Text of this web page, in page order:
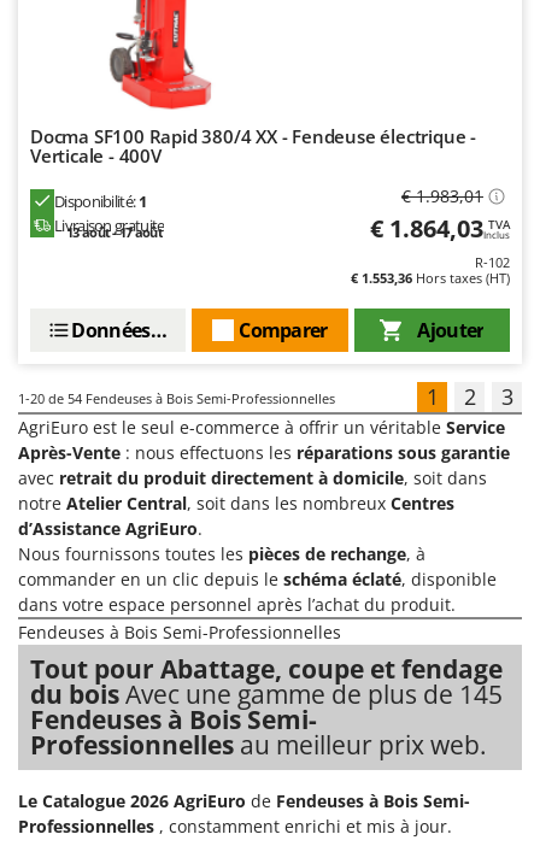
Docma SF100 Rapid 380/4 XX - Fendeuse électrique -
Verticale - 400V
Disponibilité:1
Livraison gratuite
13 août - 17 août
€ 1.983,01
€ 1.864,03 TVA
Inclus
R-102
€ 1.553,36 Hors taxes (HT)
Ajouter
Comparer
Données techniques
1-20 de 54 Fendeuses à Bois Semi-Professionnelles 1 2 3
AgriEuro est le seul e-commerce à offrir un véritable Service
Après-Vente : nous effectuons les réparations sous garantie
avec retrait du produit directement à domicile, soit dans
notre Atelier Central, soit dans les nombreux Centres
d’Assistance AgriEuro.
Nous fournissons toutes les pièces de rechange, à
commander en un clic depuis le schéma éclaté, disponible
dans votre espace personnel après l’achat du produit.
Fendeuses à Bois Semi-Professionnelles
Tout pour Abattage, coupe et fendage
du boisAvec une gamme de plus de 145
Fendeuses à Bois Semi-
Professionnelles au meilleur prix web.
Le Catalogue 2026 AgriEuro de Fendeuses à Bois Semi-
Professionnelles , constamment enrichi et mis à jour.